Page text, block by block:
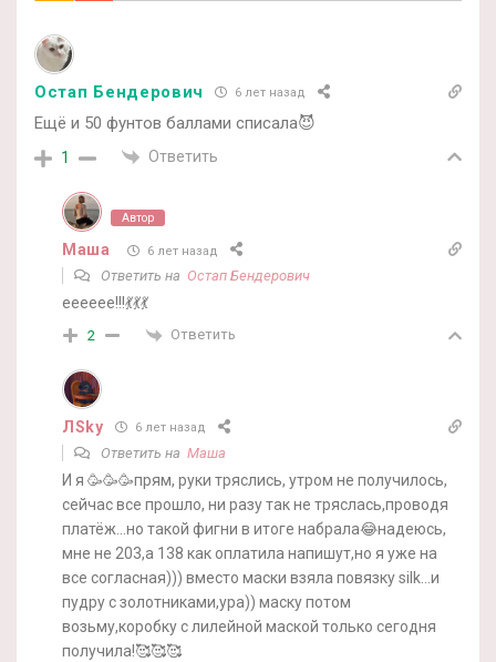
Остап Бендерович 6 лет назад
Ещё и 50 фунтов баллами списала😈
1 Ответить
Автор
Маша 6 лет назад
Ответить на Остап Бендерович
ееееее!!!💃💃💃
2 Ответить
ЛSky 6 лет назад
Ответить на Маша
И я 🥳🥳🥳прям, руки тряслись, утром не получилось,
сейчас все прошло, ни разу так не тряслась,проводя
платёж…но такой фигни в итоге набрала😂надеюсь,
мне не 203,а 138 как оплатила напишут,но я уже на
все согласная))) вместо маски взяла повязку silk…и
пудру с золотниками,ура)) маску потом
возьму,коробку с лилейной маской только сегодня
получила!🥰🥰🥰